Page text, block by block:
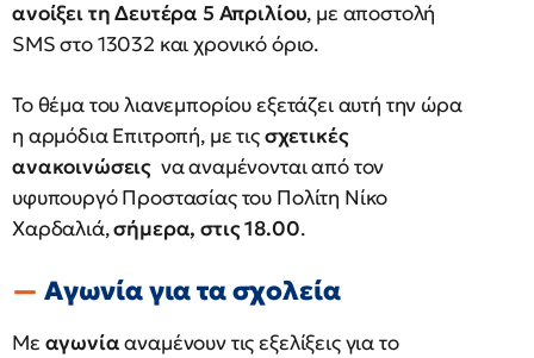
ανοίξει τη Δευτέρα 5 Απριλίου, με αποστολή
SMS στο 13032 και χρονικό όριο.
Το θέμα του λιανεμπορίου εξετάζει αυτή την ώρα
η αρμόδια Επιτροπή, με τιςσχετικές
ανακοινώσεις να αναμένονται από τον
υφυπουργό Προστασίας του Πολίτη Νίκο
Χαρδαλιά,σήμερα, στις 18.00.
Αγωνία για τα σχολεία
Με αγωνίααναμένουν τις εξελίξεις για το